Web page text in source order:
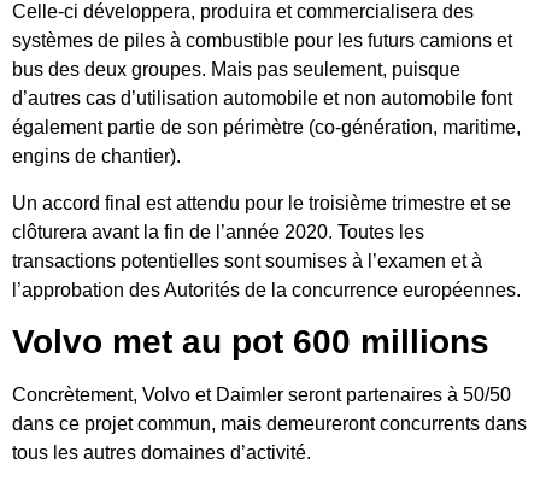
Celle-ci développera, produira et commercialisera des
systèmes de piles à combustible pour les futurs camions et
bus des deux groupes. Mais pas seulement, puisque
d’autres cas d’utilisation automobile et non automobile font
également partie de son périmètre (co-génération, maritime,
engins de chantier).
Un accord final est attendu pour le troisième trimestre et se
clôturera avant la fin de l’année 2020. Toutes les
transactions potentielles sont soumises à l’examen et à
l’approbation des Autorités de la concurrence européennes.
Volvo met au pot 600 millions
Concrètement, Volvo et Daimler seront partenaires à 50/50
dans ce projet commun, mais demeureront concurrents dans
tous les autres domaines d’activité.